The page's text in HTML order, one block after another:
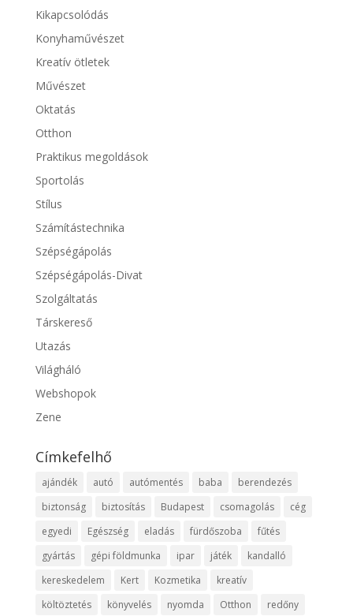
Kikapcsolódás
Konyhaművészet
Kreatív ötletek
Művészet
Oktatás
Otthon
Praktikus megoldások
Sportolás
Stílus
Számítástechnika
Szépségápolás
Szépségápolás-Divat
Szolgáltatás
Társkereső
Utazás
Világháló
Webshopok
Zene
Címkefelhő
ajándék autó autómentés baba
berendezés
biztonság
biztosítás Budapest csomagolás
cég
egyedi
Egészség eladás fürdőszoba
fűtés
gyártás
gépi földmunka ipar játék
kandalló
kereskedelem
Kert Kozmetika
kreatív
költöztetés
könyvelés nyomda Otthon redőny